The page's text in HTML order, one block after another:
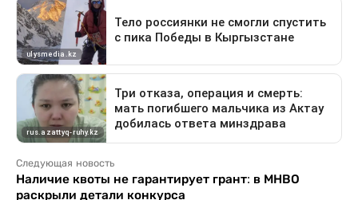
Следующая новость
Наличие квоты не гарантирует грант: в МНВО
раскрыли детали конкурса